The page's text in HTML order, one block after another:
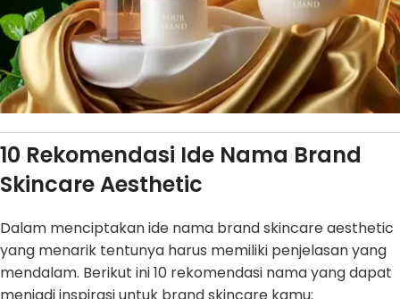
10 Rekomendasi Ide Nama Brand
Skincare Aesthetic
Dalam menciptakan ide nama brand skincare aesthetic
yang menarik tentunya harus memiliki penjelasan yang
mendalam. Berikut ini 10 rekomendasi nama yang dapat